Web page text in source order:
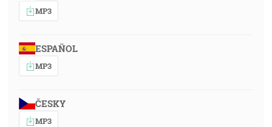
MP3
ESPAÑOL
MP3
ČESKY
MP3